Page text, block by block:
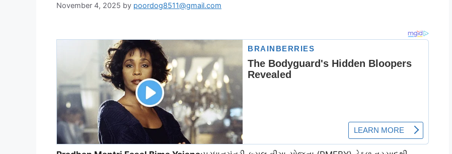
November 4, 2025 by poordog8511@gmail.com